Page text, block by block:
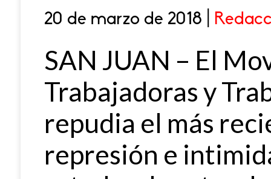
20 de marzo de 2018 |
SAN JUAN – El
Trabajadoras y
repudia el más
represión e